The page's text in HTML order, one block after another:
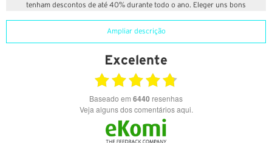
tenham descontos de até 40% durante todo o ano. Eleger uns bons
ajudamos-lhe a escolher a lente que mais se adapta a si sem deixar
melhores preços; ao mesmo tempo que poderá ter aconselhamento
trabalham na nossa loja física.
Em Comoculosdesol.pt temos uma vasta gama de marcas e ofertas
que não o deixará indiferente.
Ray-ban, Oakley, Persol, Polaroid, Saint Laurent, Tous, Carolina
são algumas das marcas que poderá encontrar na
Ampliar descrição
Excelente
Baseado em 6440 resenhas
Veja alguns dos comentários aqui.